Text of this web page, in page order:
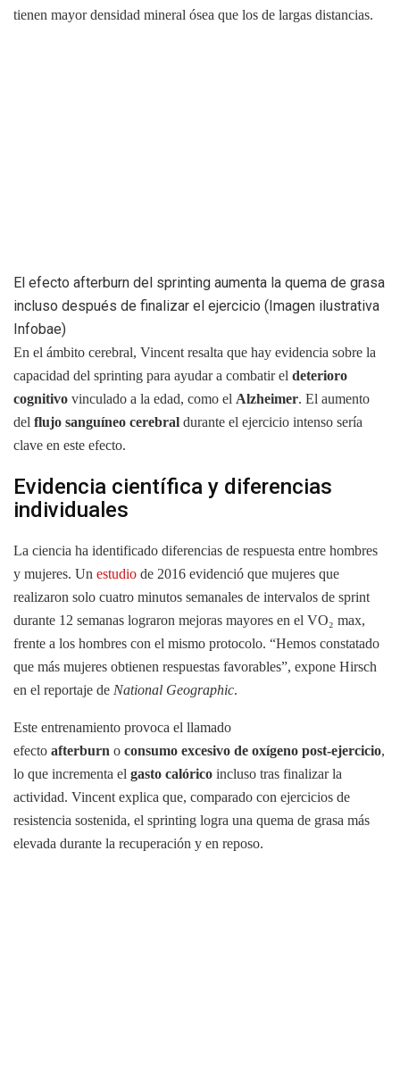
tienen mayor densidad mineral ósea que los de largas distancias.
El efecto afterburn del sprinting aumenta la quema de grasa
incluso después de finalizar el ejercicio (Imagen ilustrativa
Infobae)
En el ámbito cerebral, Vincent resalta que hay evidencia sobre la
capacidad del sprinting para ayudar a combatir el deterioro
cognitivo vinculado a la edad, como el Alzheimer. El aumento
del flujo sanguíneo cerebral durante el ejercicio intenso sería
clave en este efecto.
Evidencia científica y diferencias
individuales
La ciencia ha identificado diferencias de respuesta entre hombres
y mujeres. Un estudio de 2016 evidenció que mujeres que
realizaron solo cuatro minutos semanales de intervalos de sprint
durante 12 semanas lograron mejoras mayores en el VO₂ max,
frente a los hombres con el mismo protocolo. “Hemos constatado
que más mujeres obtienen respuestas favorables”, expone Hirsch
en el reportaje de National Geographic.
Este entrenamiento provoca el llamado
efecto afterburn o consumo excesivo de oxígeno post-ejercicio,
lo que incrementa el gasto calórico incluso tras finalizar la
actividad. Vincent explica que, comparado con ejercicios de
resistencia sostenida, el sprinting logra una quema de grasa más
elevada durante la recuperación y en reposo.